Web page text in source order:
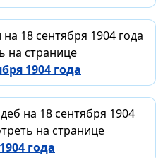
18 сентября 1904 года
на странице
1904 года
на 18 сентября 1904
на странице
года